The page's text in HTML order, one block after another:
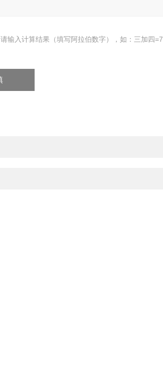
请输入计算结果（填写阿拉伯数字），如：三加四=7